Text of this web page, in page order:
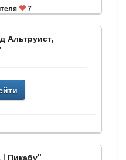
7
Альтруист,
Пикабу"